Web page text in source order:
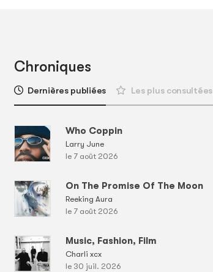
Chroniques
Dernières publiées Les plus consultées
Who Coppin
Larry June
le 7 août 2026
On The Promise Of The Moon
Reeking Aura
le 7 août 2026
Music, Fashion, Film
Charli xcx
le 30 juil. 2026